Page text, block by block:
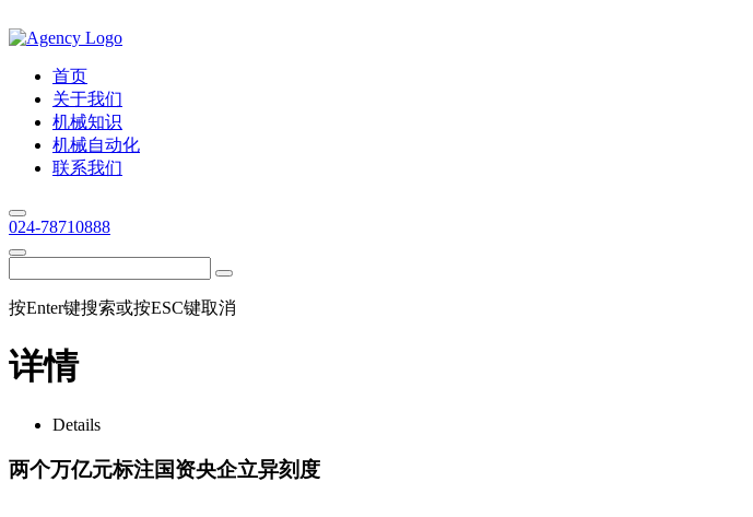
首页
关于我们
机械知识
机械自动化
联系我们
024-78710888
按Enter键搜索或按ESC键取消
详情
Details
两个万亿元标注国资央企立异刻度